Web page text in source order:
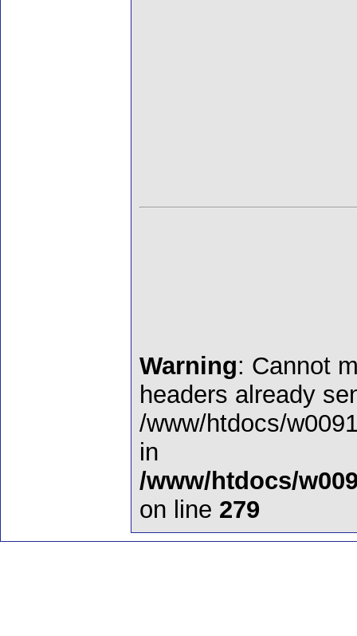
Warning: Cannot
headers already
/www/htdocs/
in
/www/htdocs/
on line 279